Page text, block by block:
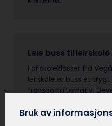
Leie buss til
For skoleklasser fra
leirskole er buss et
transportalternativ.
Vegårshei som gruppe
Bruk av